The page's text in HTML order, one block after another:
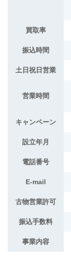
買取率
振込時間
土日祝日営業
営業時間
キャンペーン
設立年月
電話番号
E-mail
古物営業許可
振込手数料
事業内容